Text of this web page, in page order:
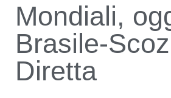
Mondiali,
Brasile-
Diretta